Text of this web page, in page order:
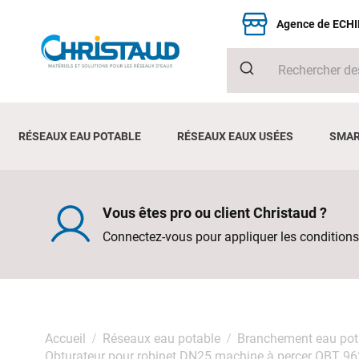
Agence de
RÉSEAUX EAU POTABLE RÉSEAUX EAUX USÉES
Vous êtes pro ou client Christaud ?
Connectez-vous pour appliquer les
Accueil Réseaux eau potable Branchement eau